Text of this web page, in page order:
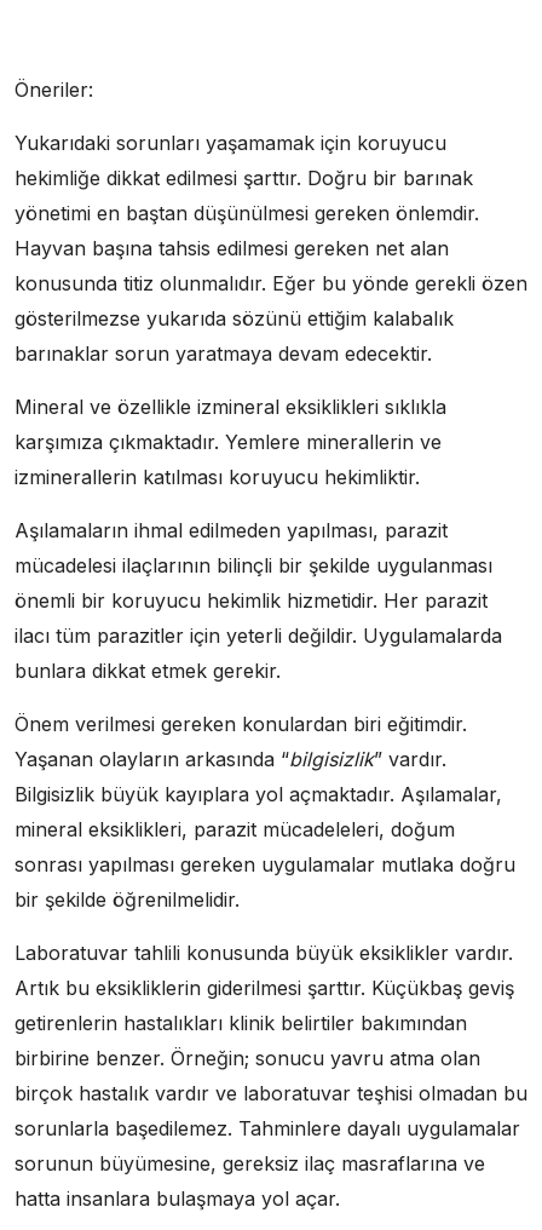
Öneriler:
Yukarıdaki sorunları yaşamamak için koruyucu
hekimliğe dikkat edilmesi şarttır. Doğru bir barınak
yönetimi en baştan düşünülmesi gereken önlemdir.
Hayvan başına tahsis edilmesi gereken net alan
konusunda titiz olunmalıdır. Eğer bu yönde gerekli özen
gösterilmezse yukarıda sözünü ettiğim kalabalık
barınaklar sorun yaratmaya devam edecektir.
Mineral ve özellikle izmineral eksiklikleri sıklıkla
karşımıza çıkmaktadır. Yemlere minerallerin ve
izminerallerin katılması koruyucu hekimliktir.
Aşılamaların ihmal edilmeden yapılması, parazit
mücadelesi ilaçlarının bilinçli bir şekilde uygulanması
önemli bir koruyucu hekimlik hizmetidir. Her parazit
ilacı tüm parazitler için yeterli değildir. Uygulamalarda
bunlara dikkat etmek gerekir.
Önem verilmesi gereken konulardan biri eğitimdir.
Yaşanan olayların arkasında “bilgisizlik” vardır.
Bilgisizlik büyük kayıplara yol açmaktadır. Aşılamalar,
mineral eksiklikleri, parazit mücadeleleri, doğum
sonrası yapılması gereken uygulamalar mutlaka doğru
bir şekilde öğrenilmelidir.
Laboratuvar tahlili konusunda büyük eksiklikler vardır.
Artık bu eksikliklerin giderilmesi şarttır. Küçükbaş geviş
getirenlerin hastalıkları klinik belirtiler bakımından
birbirine benzer. Örneğin; sonucu yavru atma olan
birçok hastalık vardır ve laboratuvar teşhisi olmadan bu
sorunlarla başedilemez. Tahminlere dayalı uygulamalar
sorunun büyümesine, gereksiz ilaç masraflarına ve
hatta insanlara bulaşmaya yol açar.